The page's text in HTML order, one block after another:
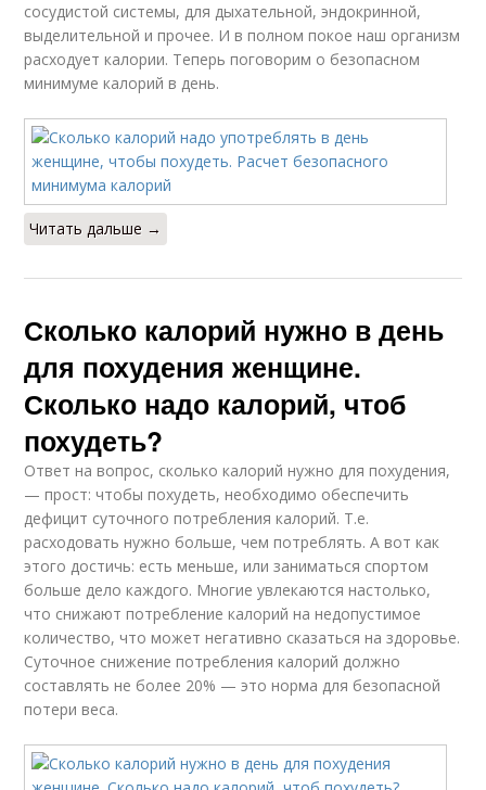
сосудистой системы, для дыхательной, эндокринной,
выделительной и прочее. И в полном покое наш организм
расходует калории. Теперь поговорим о безопасном
минимуме калорий в день.
Читать дальше →
Сколько калорий нужно в день
для похудения женщине.
Сколько надо калорий, чтоб
похудеть?
Ответ на вопрос, сколько калорий нужно для похудения,
— прост: чтобы похудеть, необходимо обеспечить
дефицит суточного потребления калорий. Т.е.
расходовать нужно больше, чем потреблять. А вот как
этого достичь: есть меньше, или заниматься спортом
больше дело каждого. Многие увлекаются настолько,
что снижают потребление калорий на недопустимое
количество, что может негативно сказаться на здоровье.
Суточное снижение потребления калорий должно
составлять не более 20% — это норма для безопасной
потери веса.